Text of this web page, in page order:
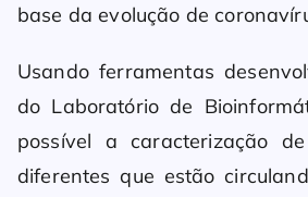
base da evolução de
Usando ferramentas
do Laboratório de
possível a caracterização
diferentes que estão